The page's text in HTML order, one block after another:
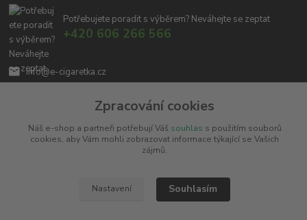
Potřebujete poradit s výběrem? Neváhejte se zeptat
+420 606 266 566
info@e-cigaretka.cz
Zpracování cookies
Náš e-shop a partneři potřebují Váš souhlas s použitím souborů
cookies, aby Vám mohli zobrazovat informace týkající se Vašich
zájmů.
Nastavení Souhlasím